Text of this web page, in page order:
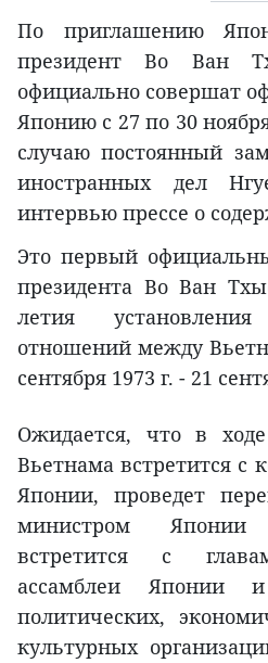
По приглашению
президент Во Ван
официально совершат
Японию с 27 по 30
случаю постоянный
иностранных дел
интервью прессе о
Это первый
президента Во Ван
летия установления
отношений между
сентября 1973 г. - 21
Ожидается, что в
Вьетнама встретится с
Японии, проведет
министром
встретится с
ассамблеи Японии и
политических,
культурных